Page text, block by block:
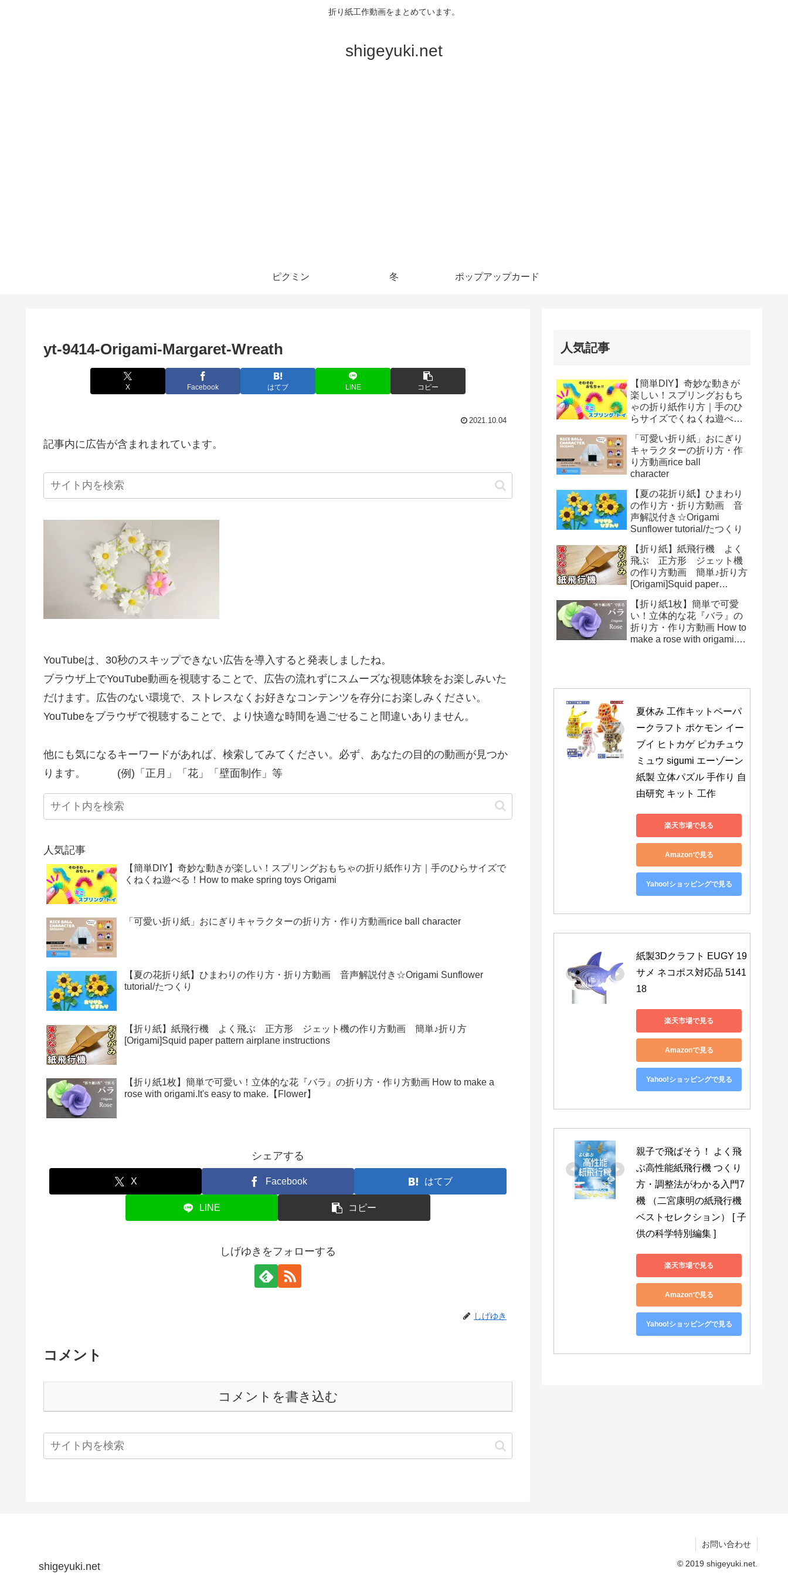
折り紙工作動画をまとめています。
shigeyuki.net
ピクミン 冬 ポップアップカード
yt-9414-Origami-Margaret-Wreath
X Facebook はてブ LINE コピー
2021.10.04
記事内に広告が含まれまれています。
YouTubeは、30秒のスキップできない広告を導入すると発表しましたね。
ブラウザ上でYouTube動画を視聴することで、広告の流れずにスムーズな視聴体験をお楽しみいた
だけます。広告のない環境で、ストレスなくお好きなコンテンツを存分にお楽しみください。
YouTubeをブラウザで視聴することで、より快適な時間を過ごせること間違いありません。
他にも気になるキーワードがあれば、検索してみてください。必ず、あなたの目的の動画が見つか
ります。 (例)「正月」「花」「壁面制作」等
人気記事
【簡単DIY】奇妙な動きが楽しい！スプリングおもちゃの折り紙作り方｜手のひらサイズで
くねくね遊べる！How to make spring toys Origami
「可愛い折り紙」おにぎりキャラクターの折り方・作り方動画rice ball character
【夏の花折り紙】ひまわりの作り方・折り方動画 音声解説付き☆Origami Sunflower
tutorial/たつくり
【折り紙】紙飛行機 よく飛ぶ 正方形 ジェット機の作り方動画 簡単♪折り方
[Origami]Squid paper pattern airplane instructions
【折り紙1枚】簡単で可愛い！立体的な花『バラ』の折り方・作り方動画 How to make a
rose with origami.It's easy to make.【Flower】
シェアする
X Facebook はてブ
LINE コピー
しげゆきをフォローする
しげゆき
コメント
コメントを書き込む
人気記事
【簡単DIY】奇妙な動きが
楽しい！スプリングおもち
ゃの折り紙作り方｜手のひ
らサイズでくねくね遊べ
toys Origami
「可愛い折り紙」おにぎり
キャラクターの折り方・作
り方動画rice ball
character
【夏の花折り紙】ひまわり
の作り方・折り方動画 音
声解説付き☆Origami
Sunflower tutorial/たつくり
【折り紙】紙飛行機 よく
飛ぶ 正方形 ジェット機
の作り方動画 簡単♪折り方
[Origami]Squid paper
【折り紙1枚】簡単で可愛
い！立体的な花『バラ』の
折り方・作り方動画 How to
make a rose with origami.It's
夏休み 工作キットペーパ
ークラフト ポケモン イー
ブイ ヒトカゲ ピカチュウ
ミュウ sigumi エーゾーン
紙製 立体パズル 手作り 自
由研究 キット 工作
楽天市場で見る
Amazonで見る
Yahoo!ショッピングで見る
紙製3Dクラフト EUGY 19
サメ ネコポス対応品 5141
18
楽天市場で見る
Amazonで見る
Yahoo!ショッピングで見る
親子で飛ばそう！ よく飛
ぶ高性能紙飛行機 つくり
方・調整法がわかる入門7
機 （二宮康明の紙飛行機
ベストセレクション） [ 子
供の科学特別編集 ]
楽天市場で見る
Amazonで見る
Yahoo!ショッピングで見る
shigeyuki.net
お問い合わせ
© 2019 shigeyuki.net.